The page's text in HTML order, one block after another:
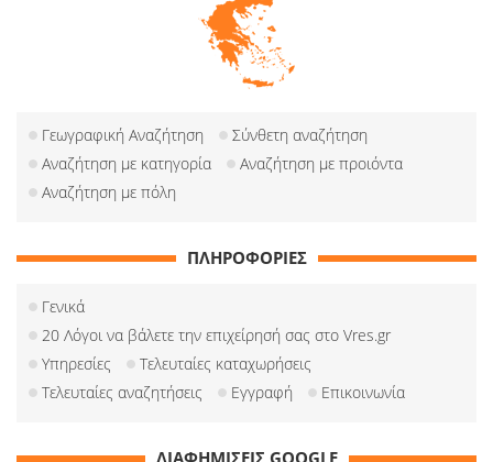
Γεωγραφική Αναζήτηση
Σύνθετη αναζήτηση
Αναζήτηση με κατηγορία
Αναζήτηση με προιόντα
Αναζήτηση με πόλη
ΠΛΗΡΟΦΟΡΙΕΣ
Γενικά
20 Λόγοι να βάλετε την επιχείρησή σας στο Vres.gr
Υπηρεσίες
Τελευταίες καταχωρήσεις
Τελευταίες αναζητήσεις
Εγγραφή Επικοινωνία